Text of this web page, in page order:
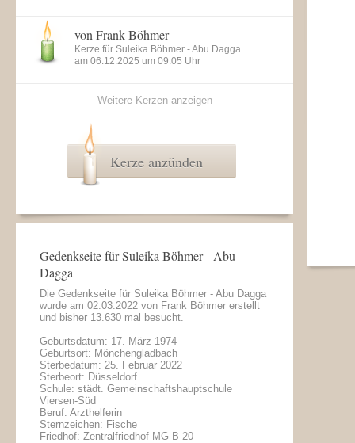
von Frank Böhmer
Kerze für Suleika Böhmer - Abu Dagga
am 06.12.2025 um 09:05 Uhr
Weitere Kerzen anzeigen
Kerze anzünden
Gedenkseite für Suleika Böhmer - Abu
Dagga
Die Gedenkseite für Suleika Böhmer - Abu Dagga
wurde am 02.03.2022 von Frank Böhmer erstellt
und bisher 13.630 mal besucht.
Geburtsdatum: 17. März 1974
Geburtsort: Mönchengladbach
Sterbedatum: 25. Februar 2022
Sterbeort: Düsseldorf
Schule: städt. Gemeinschaftshauptschule
Viersen-Süd
Beruf: Arzthelferin
Sternzeichen: Fische
Friedhof: Zentralfriedhof MG B 20